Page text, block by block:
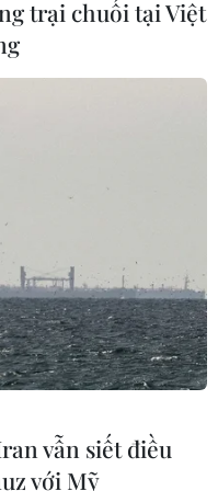
TÁM, KHÚC THANH
trại chuối tại Việt
vẫn siết điều
với Mỹ